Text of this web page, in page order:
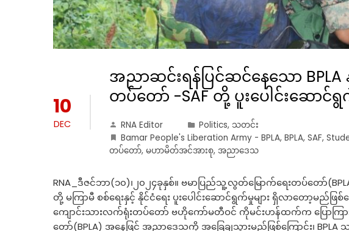
10
DEC
အညာဆင်းရန်ပြင်ဆင်နေသော BPLA
တပ်တော် -SAF တို့ ပူးပေါင်းဆော
RNA Editor Politics, သတင်း
Bamar People's Liberation Army - BPLA, BPLA, SAF,
တပ်တော်, မဟာမိတ်အင်အားစု, အညာဒေသ
RNA_ဒီဇင်ဘာ(၁၀)၊၂၀၂၄ခုနှစ်။ ဗမာပြည်သူ့လွတ်မြောက်ရေးတပ်တော်
တို့ မကြာမီ စစ်ရေးနှင့် နိုင်ငံရေး ပူးပေါင်းဆောင်ရွက်မှုများ ရှိလာတော့မည်ဖြစ်
ကျောင်းသားလက်ရုံးတပ်တော် ဗဟိုကော်မတီဝင် ကိုမင်းဟန်ထက်က ပြောကြ
တော်(BPLA) အနေဖြင့် အညာဒေသကို အခြေချသွားမည်ဖြစ်ကြောင်း၊